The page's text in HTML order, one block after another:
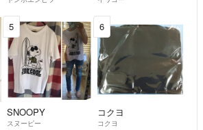
5
SNOOPY
スヌーピー
6
コクヨ
コクヨ